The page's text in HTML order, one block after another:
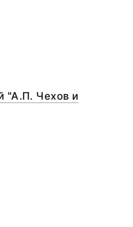
"А.П. Чехов и